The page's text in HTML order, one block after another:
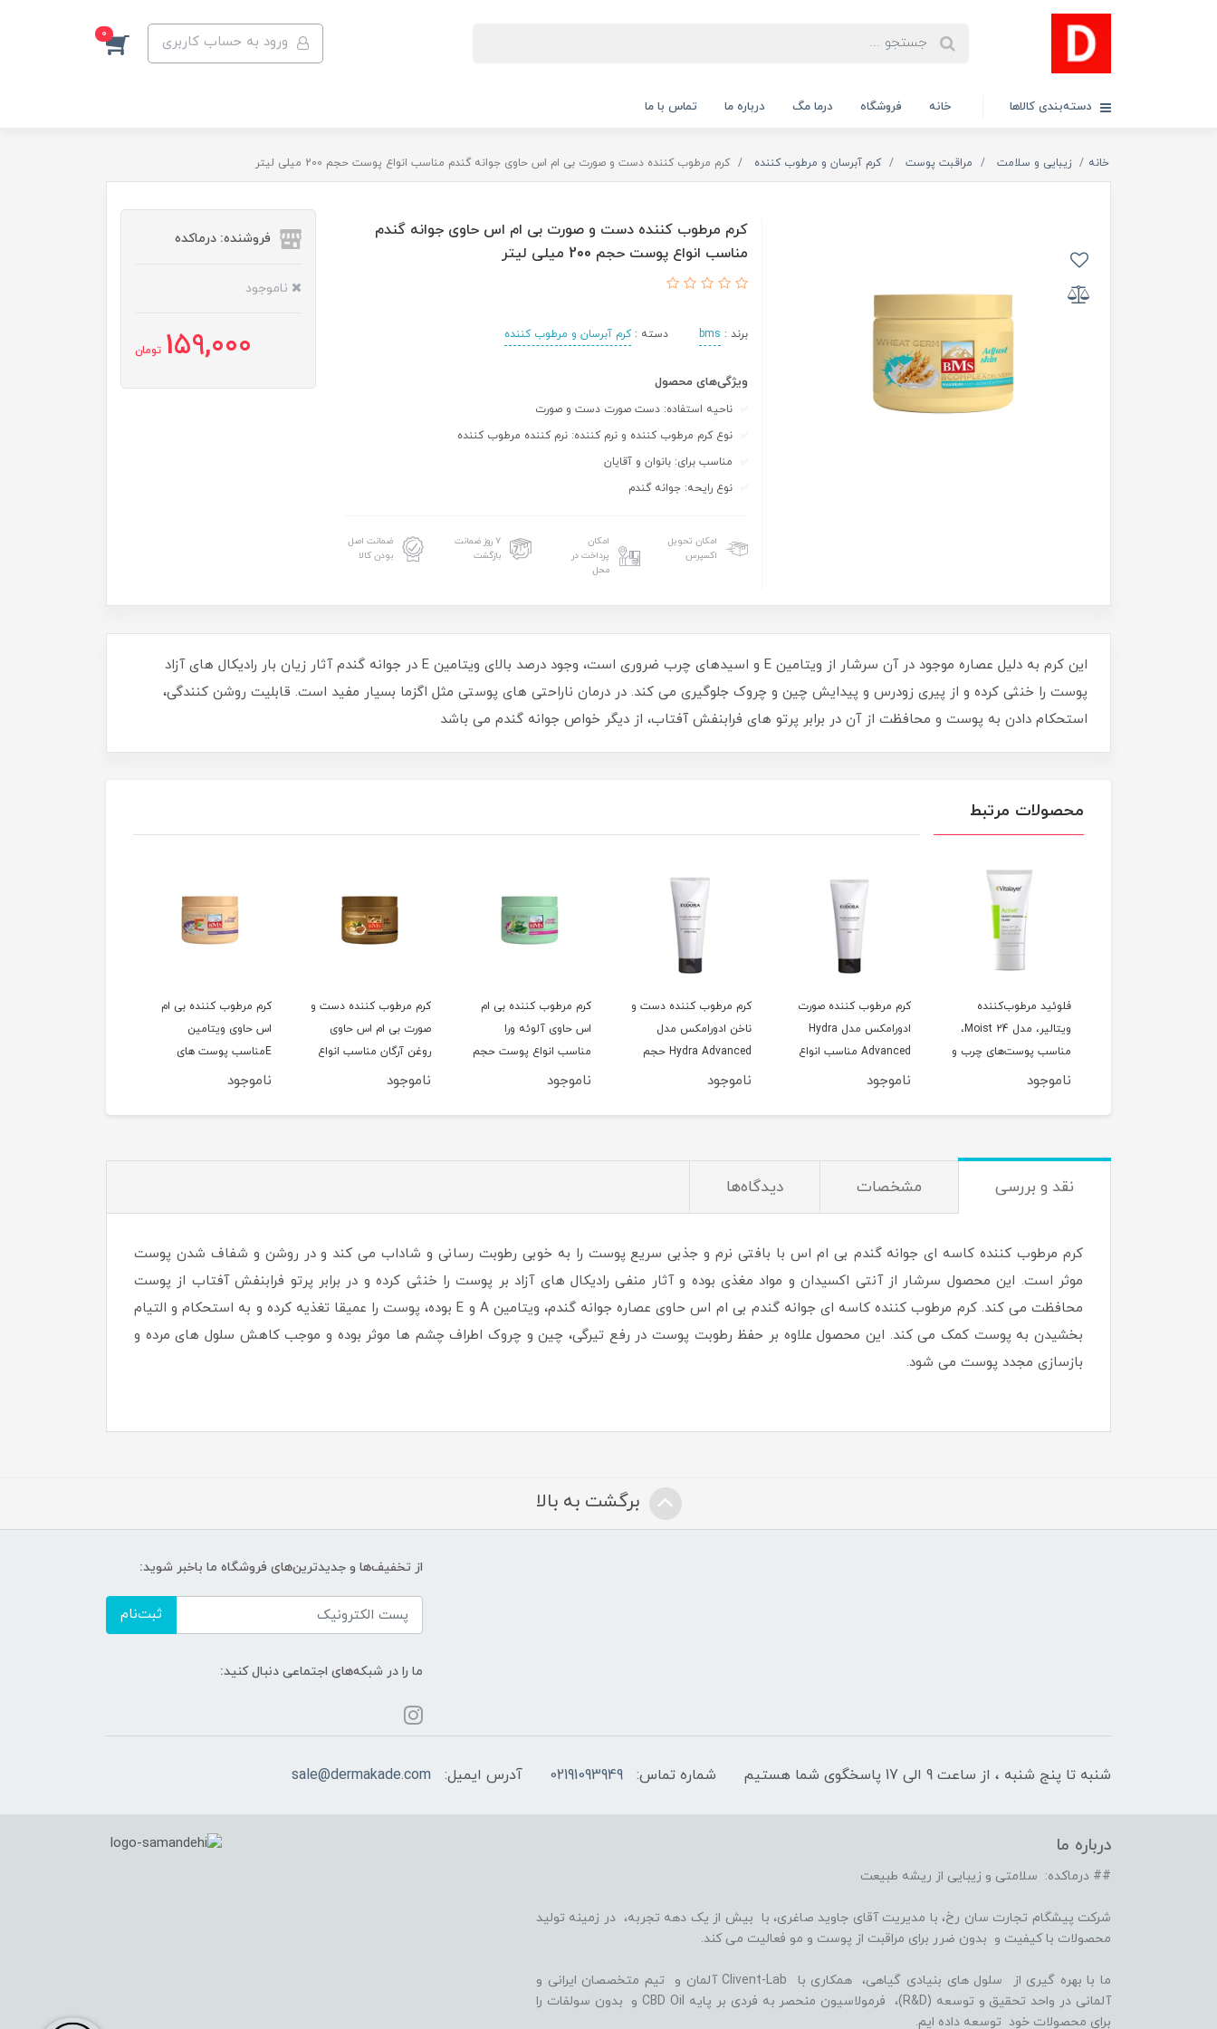
ورود به حساب کاربری 0
دسته‌بندی کالاها خانه فروشگاه درما مگ درباره ما تماس با ما
خانه زیبایی و سلامت مراقبت پوست کرم آبرسان و مرطوب کننده کرم مرطوب کننده دست و صورت بی ام اس حاوی جوانه گندم مناسب انواع پوست حجم 200 میلی لیتر
کرم مرطوب کننده دست و صورت بی ام اس حاوی جوانه گندم
مناسب انواع پوست حجم 200 میلی لیتر
برند : bms دسته :کرم آبرسان و مرطوب کننده
ویژگی‌های محصول
ناحیه استفاده: دست صورت دست و صورت
نوع کرم مرطوب کننده و نرم کننده: نرم کننده مرطوب کننده
مناسب برای: بانوان و آقایان
نوع رایحه: جوانه گندم
امکان تحویل
اکسپرس
امکان
پرداخت در
محل
۷ روز ضمانت
بازگشت
ضمانت اصل
بودن کالا
فروشنده: درماکده
ناموجود
159,000 تومان
این کرم به دلیل عصاره موجود در آن سرشار از ویتامین E و اسیدهای چرب ضروری است، وجود درصد بالای ویتامین E در جوانه گندم آثار زیان بار رادیکال های آزاد
پوست را خنثی کرده و از پیری زودرس و پیدایش چین و چروک جلوگیری می کند. در درمان ناراحتی های پوستی مثل اگزما بسیار مفید است. قابلیت روشن کنندگی،
استحکام دادن به پوست و محافظت از آن در برابر پرتو های فرابنفش آفتاب، از دیگر خواص جوانه گندم می باشد
محصولات مرتبط
فلوئید مرطوب‌کننده
ویتالیر، مدل Moist 24،
مناسب پوست‌های چرب و
مختلط،حجم 40 میلی‌لیتر
ناموجود
کرم مرطوب کننده صورت
ادورامکس مدل Hydra
Advanced مناسب انواع
پوست حجم 75 میلی لیتر
ناموجود
کرم مرطوب کننده دست و
ناخن ادورامکس مدل
Hydra Advanced حجم
75 میلی لیتر
ناموجود
کرم مرطوب کننده بی ام
اس حاوی آلوئه ورا
مناسب انواع پوست حجم
200 میلی‌لیتر
ناموجود
کرم مرطوب کننده دست و
صورت بی ام اس حاوی
روغن آرگان مناسب انواع
ناموجود
کرم مرطوب کننده بی ام
اس حاوی ویتامین
Eمناسب پوست های
ناموجود
نقد و بررسی مشخصات دیدگاه‌ها
کرم مرطوب کننده کاسه ای جوانه گندم بی ام اس با بافتی نرم و جذبی سریع پوست را به خوبی رطوبت رسانی و شاداب می کند و در روشن و شفاف شدن پوست
موثر است. این محصول سرشار از آنتی اکسیدان و مواد مغذی بوده و آثار منفی رادیکال های آزاد بر پوست را خنثی کرده و در برابر پرتو فرابنفش آفتاب از پوست
محافظت می کند. کرم مرطوب کننده کاسه ای جوانه گندم بی ام اس حاوی عصاره جوانه گندم، ویتامین A و E بوده، پوست را عمیقا تغذیه کرده و به استحکام و التیام
بخشیدن به پوست کمک می کند. این محصول علاوه بر حفظ رطوبت پوست در رفع تیرگی، چین و چروک اطراف چشم ها موثر بوده و موجب کاهش سلول های مرده و
بازسازی مجدد پوست می شود.
برگشت به بالا
از تخفیف‌ها و جدیدترین‌های فروشگاه ما باخبر شوید:
ثبت‌نام
ما را در شبکه‌های اجتماعی دنبال کنید:
شنبه تا پنج شنبه ، از ساعت 9 الی 17 پاسخگوی شما هستیم شماره تماس: 02191093949 آدرس ایمیل: sale@dermakade.com
درباره ما
## درماکده: سلامتی و زیبایی از ریشه طبیعت
شرکت پیشگام تجارت سان رخ، با مدیریت آقای جاوید صاغری، با بیش از یک دهه تجربه، در زمینه تولید
محصولات با کیفیت و بدون ضرر برای مراقبت از پوست و مو فعالیت می کند.
ما با بهره گیری از سلول های بنیادی گیاهی، همکاری با Clivent-Lab آلمان و تیم متخصصان ایرانی و
آلمانی در واحد تحقیق و توسعه (R&D)، فرمولاسیون منحصر به فردی بر پایه CBD Oil و بدون سولفات را
برای محصولات خود توسعه داده ایم.